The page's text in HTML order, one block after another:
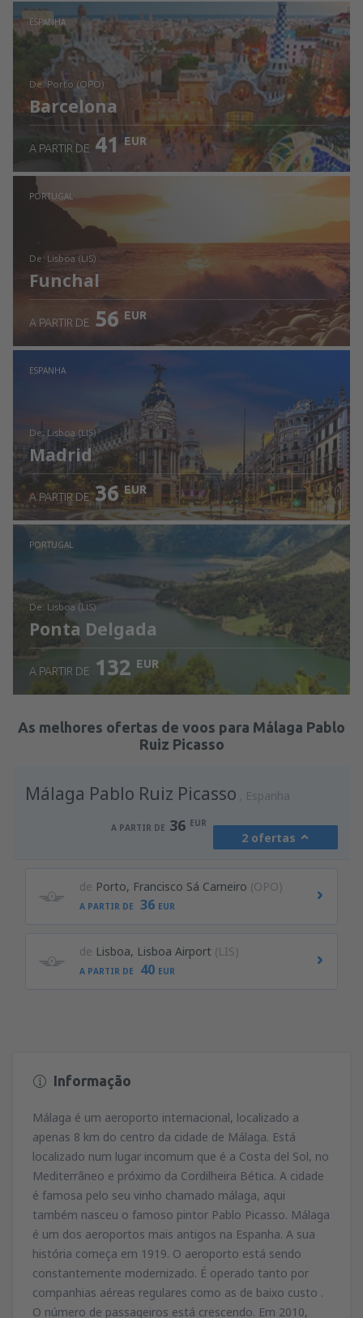
ESPANHA
de: Porto (OPO)
Barcelona
Ver detalhes
A PARTIR DE 41 EUR
PORTUGAL
de: Lisboa (LIS)
Funchal
Ver detalhes
A PARTIR DE 56 EUR
ESPANHA
de: Lisboa (LIS)
Madrid
Ver detalhes
A PARTIR DE 36 EUR
PORTUGAL
de: Lisboa (LIS)
Ponta Delgada
Ver detalhes
A PARTIR DE 132 EUR
As melhores ofertas de voos para Málaga Pablo
Ruiz Picasso
Málaga Pablo Ruiz Picasso Espanha
A PARTIR DE 36 EUR
2 ofertas
de Porto, Francisco Sá Carneiro (OPO)
A PARTIR DE 36 EUR
de Lisboa, Lisboa Airport (LIS)
A PARTIR DE 40 EUR
Informação
Málaga é um aeroporto internacional, localizado a
apenas 8 km do centro da cidade de Málaga. Está
localizado num lugar incomum que é a Costa del Sol, no
Mediterrâneo e próximo da Cordilheira Bética. A cidade
é famosa pelo seu vinho chamado málaga, aqui
também nasceu o famoso pintor Pablo Picasso. Málaga
é um dos aeroportos mais antigos na Espanha. A sua
história começa em 1919. O aeroporto está sendo
constantemente modernizado. É operado tanto por
companhias aéreas regulares como as de baixo custo .
O número de passageiros está crescendo. Em 2010,